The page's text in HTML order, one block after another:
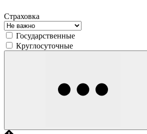
Страховка
Государственные
Круглосуточные